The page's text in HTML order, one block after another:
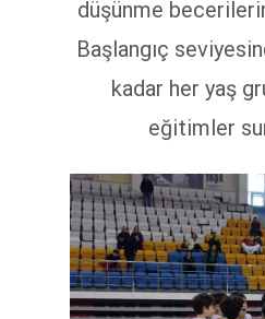
düşünme
Başlangıç
kadar her yaş
eğitimler